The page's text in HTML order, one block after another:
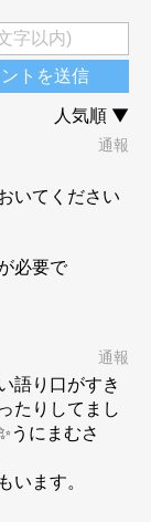
れてしまうほど悲
と誓っ
共に暮らした時
くて幸せで濃密